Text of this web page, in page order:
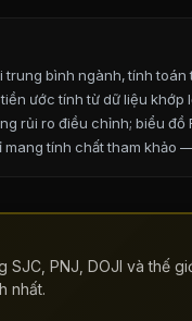
bình ngành, tính
ước tính từ dữ liệu
ro điều chỉnh; biểu
tính chất tham khảo
PNJ, DOJI và thế
nhất.